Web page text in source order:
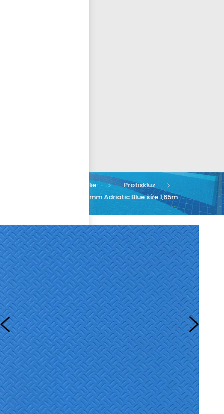
Bazénové folie
Protiskluz
Protiskluz ELBE STG 2 mm Adriatic Blue šíře 1,65m